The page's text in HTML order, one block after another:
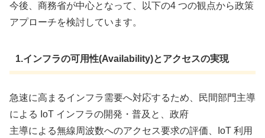
今後、商務省が中心となって、以下の4 つの観点から政策
アプローチを検討しています。
1.インフラの可用性(Availability)とアクセスの実現
急速に高まるインフラ需要へ対応するため、民間部門主導
による IoT インフラの開発・普及と、政府
主導による無線周波数へのアクセス要求の評価、IoT 利用